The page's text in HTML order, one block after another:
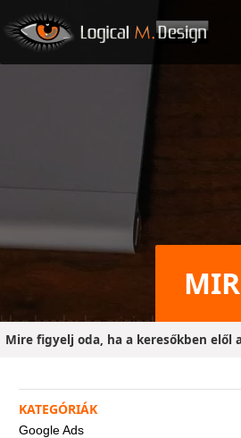
blog header bg original
Mire figyelj oda, ha a keresőkben elől
KATEGÓRIÁK
Google Ads